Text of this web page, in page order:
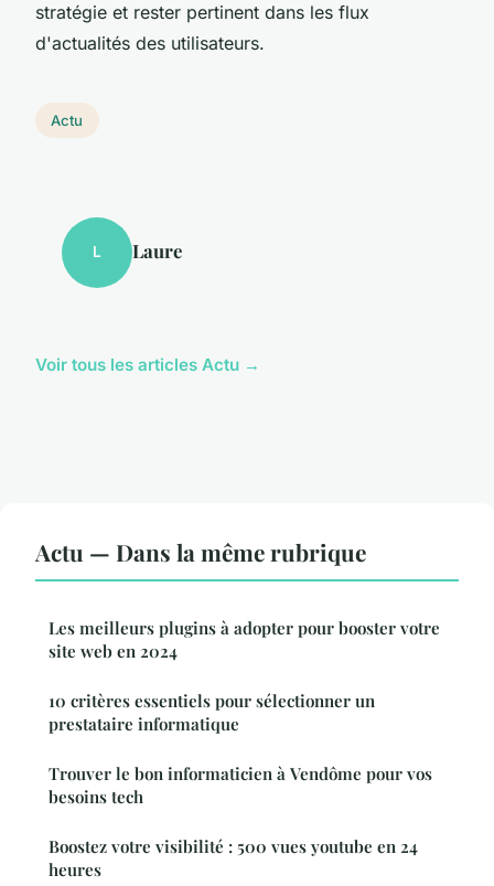
stratégie et rester pertinent dans les flux
d'actualités des utilisateurs.
Actu
L Laure
Voir tous les articles Actu →
Actu — Dans la même rubrique
Les meilleurs plugins à adopter pour booster votre
site web en 2024
10 critères essentiels pour sélectionner un
prestataire informatique
Trouver le bon informaticien à Vendôme pour vos
besoins tech
Boostez votre visibilité : 500 vues youtube en 24
heures